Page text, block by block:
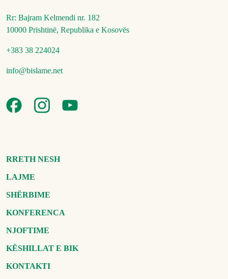
Rr: Bajram Kelmendi nr. 182
10000 Prishtinë, Republika e Kosovës
+383 38 224024
info@bislame.net
RRETH NESH
LAJME
SHËRBIME
KONFERENCA
NJOFTIME
KËSHILLAT E BIK
KONTAKTI